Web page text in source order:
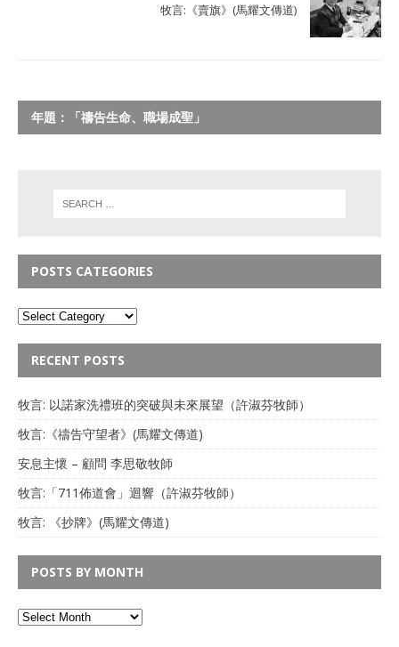
牧言:《賣旗》(馬耀文傳道)
年題：「禱告生命、職場成聖」
POSTS CATEGORIES
RECENT POSTS
牧言: 以諾家洗禮班的突破與未來展望（許淑芬牧師）
牧言:《禱告守望者》(馬耀文傳道)
安息主懷 – 顧問 李思敬牧師
牧言:「711佈道會」迴響（許淑芬牧師）
牧言: 《抄牌》(馬耀文傳道)
POSTS BY MONTH